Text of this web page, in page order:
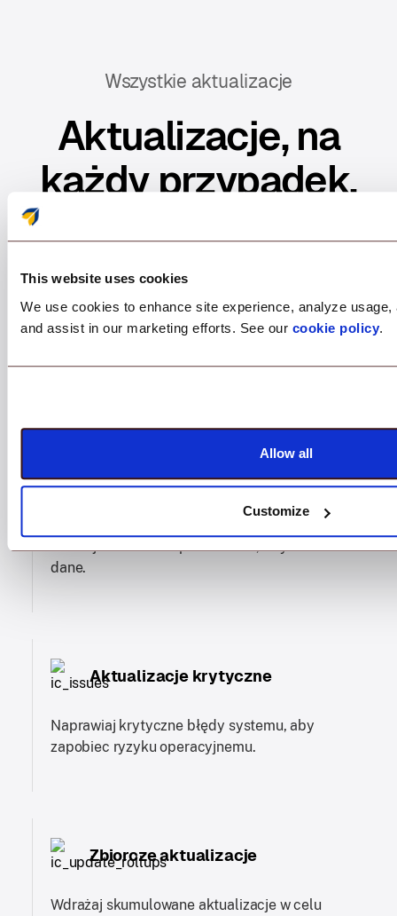
This website uses cookies
We use cookies to enhance site experience, analyze
and assist in our marketing efforts. See our cookie policy.
Allow all
Customize
Wszystkie aktualizacje
Aktualizacje, na
każdy przypadek.
Pakiety funkcji
Odblokuj najnowsze funkcjonalności bez
dane.
Aktualizacje krytyczne
Naprawiaj krytyczne błędy systemu, aby
zapobiec ryzyku operacyjnemu.
Zbiorcze aktualizacje
Wdrażaj skumulowane aktualizacje w celu